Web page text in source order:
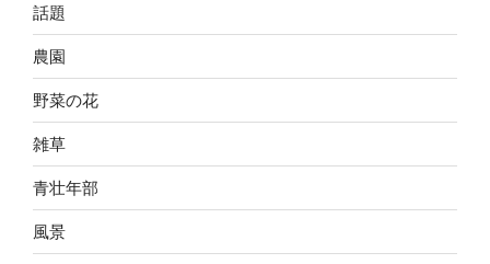
話題
農園
野菜の花
雑草
青壮年部
風景